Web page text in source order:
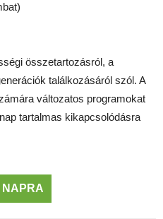
összetartozásról, a
találkozásáról szól. A
változatos programokat
tartalmas kikapcsolódásra
NAPRA